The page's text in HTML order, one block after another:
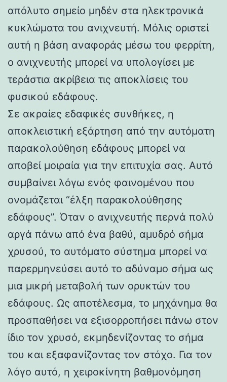
απόλυτο σημείο μηδέν στα ηλεκτρονικά
κυκλώματα του ανιχνευτή. Μόλις οριστεί
αυτή η βάση αναφοράς μέσω του φερρίτη,
ο ανιχνευτής μπορεί να υπολογίσει με
τεράστια ακρίβεια τις αποκλίσεις του
φυσικού εδάφους.
Σε ακραίες εδαφικές συνθήκες, η
αποκλειστική εξάρτηση από την αυτόματη
παρακολούθηση εδάφους μπορεί να
αποβεί μοιραία για την επιτυχία σας. Αυτό
συμβαίνει λόγω ενός φαινομένου που
ονομάζεται “έλξη παρακολούθησης
εδάφους”. Όταν ο ανιχνευτής περνά πολύ
αργά πάνω από ένα βαθύ, αμυδρό σήμα
χρυσού, το αυτόματο σύστημα μπορεί να
παρερμηνεύσει αυτό το αδύναμο σήμα ως
μια μικρή μεταβολή των ορυκτών του
εδάφους. Ως αποτέλεσμα, το μηχάνημα θα
προσπαθήσει να εξισορροπήσει πάνω στον
ίδιο τον χρυσό, εκμηδενίζοντας το σήμα
του και εξαφανίζοντας τον στόχο. Για τον
λόγο αυτό, η χειροκίνητη βαθμονόμηση